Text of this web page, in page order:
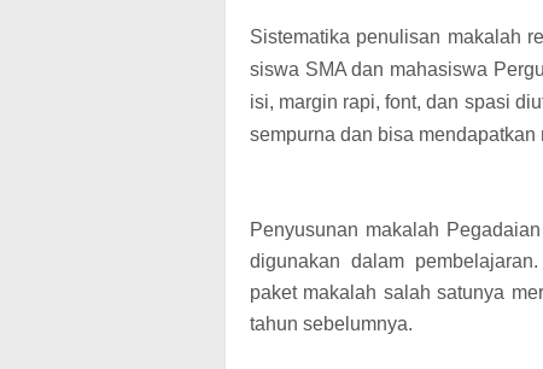
Sistematika penulisan makalah
siswa SMA dan mahasiswa
isi, margin rapi, font, dan spasi
sempurna dan bisa mendapatkan
Penyusunan makalah
digunakan dalam
paket makalah salah satunya
tahun sebelumnya.